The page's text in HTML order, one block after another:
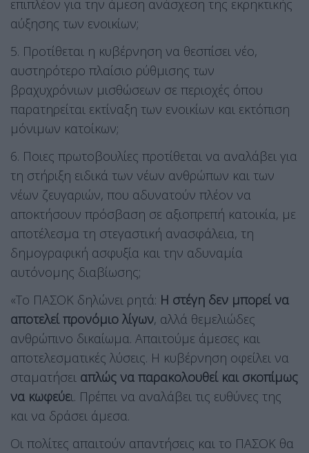
επιπλέον για την άμεση ανάσχεση της εκρηκτικής
αύξησης των ενοικίων;
5. Προτίθεται η κυβέρνηση να θεσπίσει νέο,
αυστηρότερο πλαίσιο ρύθμισης των
βραχυχρόνιων μισθώσεων σε περιοχές όπου
παρατηρείται εκτίναξη των ενοικίων και εκτόπιση
μόνιμων κατοίκων;
6. Ποιες πρωτοβουλίες προτίθεται να αναλάβει για
τη στήριξη ειδικά των νέων ανθρώπων και των
νέων ζευγαριών, που αδυνατούν πλέον να
αποκτήσουν πρόσβαση σε αξιοπρεπή κατοικία, με
αποτέλεσμα τη στεγαστική ανασφάλεια, τη
δημογραφική ασφυξία και την αδυναμία
αυτόνομης διαβίωσης;
«Το ΠΑΣΟΚ δηλώνει ρητά: Η στέγη δεν μπορεί να
αποτελεί προνόμιο λίγων, αλλά θεμελιώδες
ανθρώπινο δικαίωμα. Απαιτούμε άμεσες και
αποτελεσματικές λύσεις. Η κυβέρνηση οφείλει να
σταματήσει απλώς να παρακολουθεί και σκοπίμως
να κωφεύει. Πρέπει να αναλάβει τις ευθύνες της
και να δράσει άμεσα.
Οι πολίτες απαιτούν απαντήσεις και το ΠΑΣΟΚ θα